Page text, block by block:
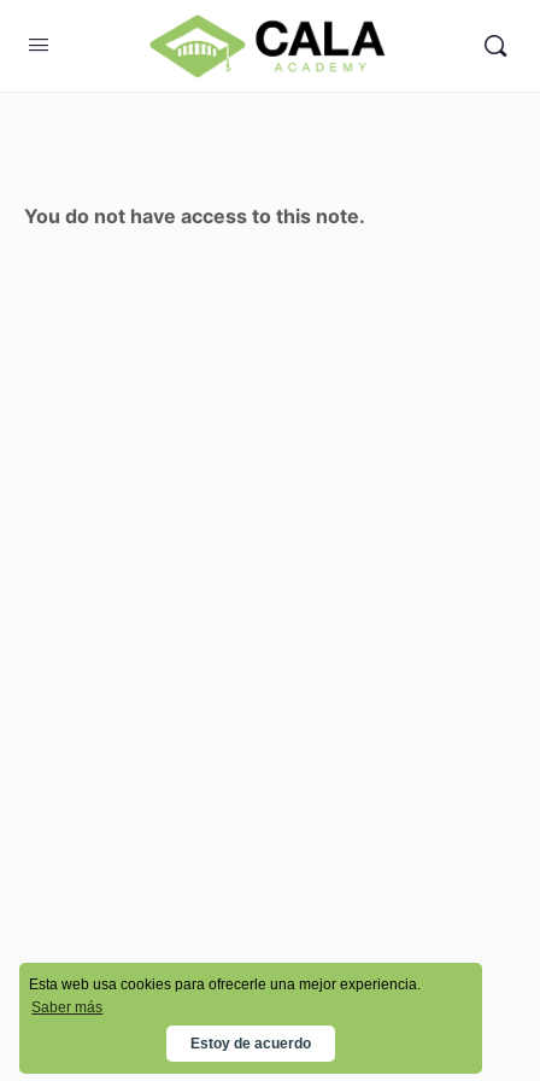
Esta web usa cookies para ofrecerle una mejor experiencia.
Saber más
Estoy de acuerdo
You do not have access to this note.
© 2026 - Cala Academy